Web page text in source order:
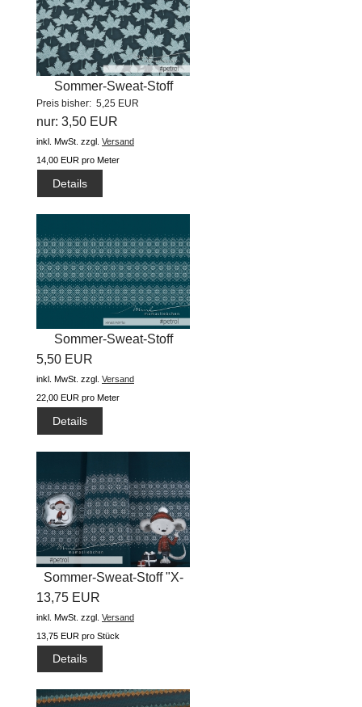
Sommer-Sweat-Stoff
"cosy...
Preis bisher: 5,25 EUR
nur: 3,50 EUR
inkl. MwSt. zzgl. Versand
14,00 EUR pro Meter
Details
Sommer-Sweat-Stoff
"Xmas Kombi...
5,50 EUR
inkl. MwSt. zzgl. Versand
22,00 EUR pro Meter
Details
Sommer-Sweat-Stoff "X-
Ma(u)s...
13,75 EUR
inkl. MwSt. zzgl. Versand
13,75 EUR pro Stück
Details